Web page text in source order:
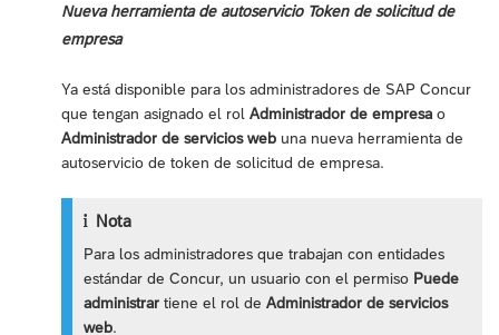
Nueva herramienta de autoservicio Token de solicitud de
empresa
Ya está disponible para los administradores de SAP Concur
que tengan asignado el rol Administrador de empresa o
Administrador de servicios web una nueva herramienta de
autoservicio de token de solicitud de empresa.
Nota
Para los administradores que trabajan con entidades
estándar de Concur, un usuario con el permiso Puede
administrar tiene el rol deAdministrador de servicios
web.